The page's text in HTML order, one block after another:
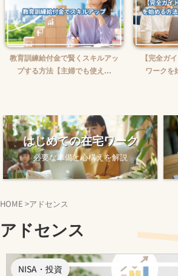
教育訓練給付金で賢くスキルアッ
プする方法【主婦でも使え...
【完全ガ
ワークを
はじめての在宅ワーク
必要な準備と心構えを解説
HOME >アドセンス
アドセンス
NISA・投資